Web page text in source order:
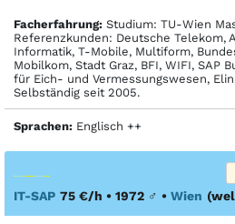
Facher­fahrung: Studium: TU-Wien
Referenzkunden: Deutsche Telekom,
Informatik, T-Mobile, Multiform,
Mobilkom, Stadt Graz, BFI, WIFI, SAP
für Eich- und Vermessungswesen,
Selbständig seit 2005.
Sprachen: Englisch ++
IT-SAP 75 €/h • 1972 ♂ • Wien